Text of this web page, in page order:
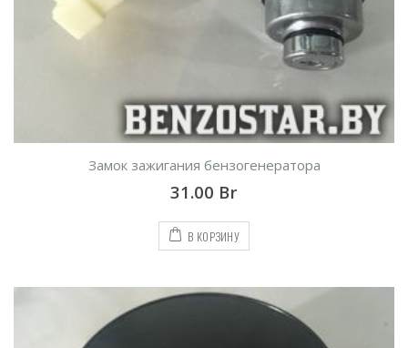
Замок зажигания бензогенератора
31.00 Br
В КОРЗИНУ